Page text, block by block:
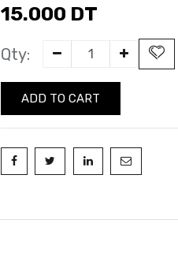
15.000 DT
Qty:
ADD TO CART